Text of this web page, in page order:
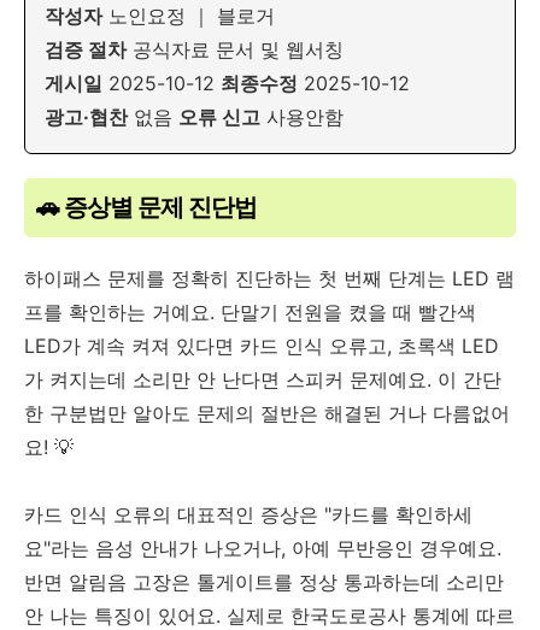
작성자노인요정 ｜ 블로거
검증 절차공식자료 문서 및 웹서칭
게시일 2025-10-12 최종수정 2025-10-12
광고·협찬없음 오류 신고 사용안함
🚗 증상별 문제 진단법
하이패스 문제를 정확히 진단하는 첫 번째 단계는 LED 램
프를 확인하는 거예요. 단말기 전원을 켰을 때 빨간색
LED가 계속 켜져 있다면 카드 인식 오류고, 초록색 LED
가 켜지는데 소리만 안 난다면 스피커 문제예요. 이 간단
한 구분법만 알아도 문제의 절반은 해결된 거나 다름없어
요! 💡
카드 인식 오류의 대표적인 증상은 "카드를 확인하세
요"라는 음성 안내가 나오거나, 아예 무반응인 경우예요.
반면 알림음 고장은 톨게이트를 정상 통과하는데 소리만
안 나는 특징이 있어요. 실제로 한국도로공사 통계에 따르